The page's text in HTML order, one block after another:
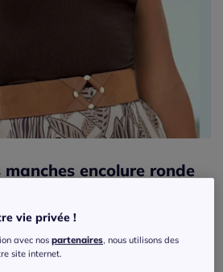
encolure ronde
4.5/5-
vie privée !
avec nospartenaires, nous utilisons des
site internet.